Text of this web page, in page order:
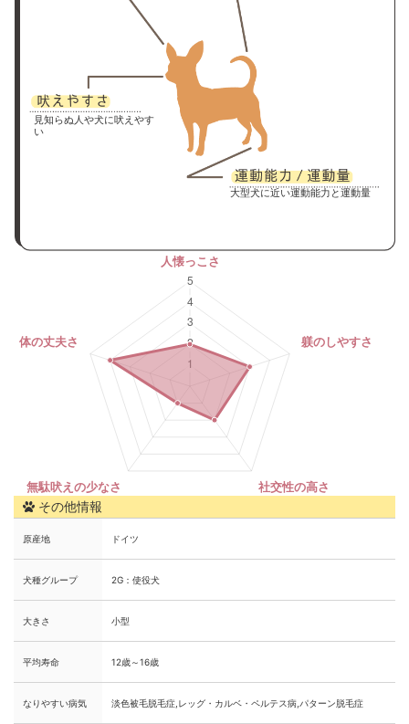
見知らぬ人や犬に吠えやす
い
大型犬に近い運動能力と運動量
その他情報
原産地 ドイツ
犬種グループ 2G：使役犬
大きさ 小型
平均寿命 12歳～16歳
なりやすい病気 淡色被毛脱毛症,レッグ・カルベ・ペルテス病,パターン脱毛症